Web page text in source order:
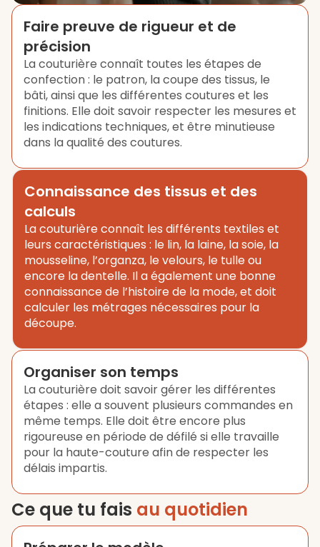
Faire preuve de rigueur et de
précision
La couturière connaît toutes les étapes de
confection : le patron, la coupe des tissus, le
bâti, ainsi que les différentes coutures et les
finitions. Elle doit savoir respecter les mesures et
les indications techniques, et être minutieuse
dans la qualité des coutures.
Connaissance des tissus et des
calculs
La couturière connaît les différents textiles et
leurs caractéristiques : le lin, la laine, la soie, la
mousseline, l’organza, le velours, le tulle ou
encore la dentelle. Il a également une bonne
connaissance de l’histoire de la mode, et doit
calculer les métrages nécessaires pour la
découpe.
Organiser son temps
La couturière doit savoir gérer les différentes
étapes : elle a souvent plusieurs commandes en
même temps. Elle doit être encore plus
rigoureuse en période de défilé si elle travaille
pour la haute-couture afin de respecter les
délais impartis.
Ce que tu fais au quotidien